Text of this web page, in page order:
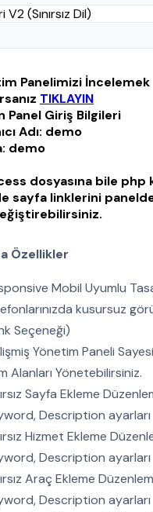
Panelimizi İncelemek
TIKLAYIN
Panel Giriş Bilgileri
Adı: demo
demo
dosyasına bile php
sayfa linklerini
Özellikler
Mobil Uyumlu
kusursuz
Seçeneği)
Yönetim Paneli
Alanları Yönetebilirsiniz.
Sayfa Ekleme
Description ayarları
Hizmet Ekleme
Description ayarları
Araç Ekleme
Description ayarları